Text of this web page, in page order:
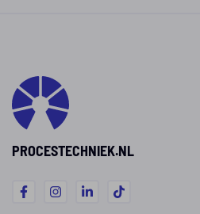
PROCESTECHNIEK.NL